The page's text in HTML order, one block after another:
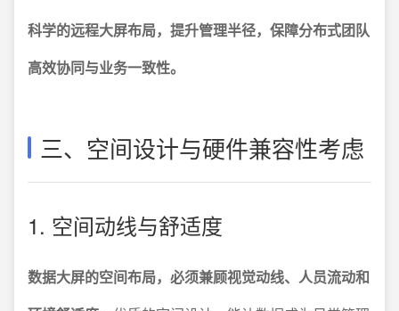
科学的远程大屏布局，提升管理半径，保障分布式团队
高效协同与业务一致性。
三、空间设计与硬件兼容性考虑
1. 空间动线与舒适度
数据大屏的空间布局，必须兼顾视觉动线、人员流动和